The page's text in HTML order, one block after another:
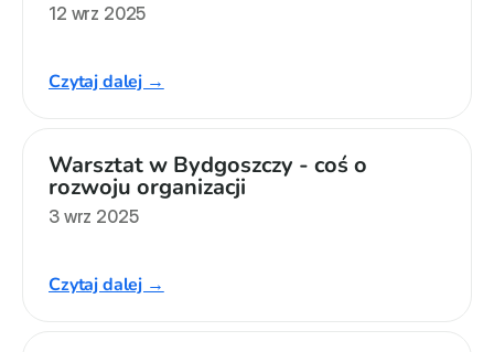
12 wrz 2025
Czytaj dalej →
Warsztat w Bydgoszczy - coś o
rozwoju organizacji
3 wrz 2025
Czytaj dalej →